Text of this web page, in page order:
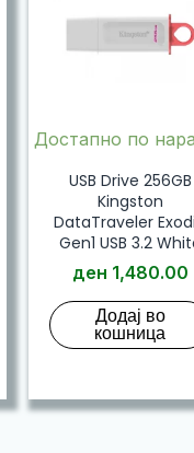
Достапно по
USB Drive 256GB
Kingston
DataTraveler
Gen1 USB 3.2
ден 1,480.00
Додај во
кошница